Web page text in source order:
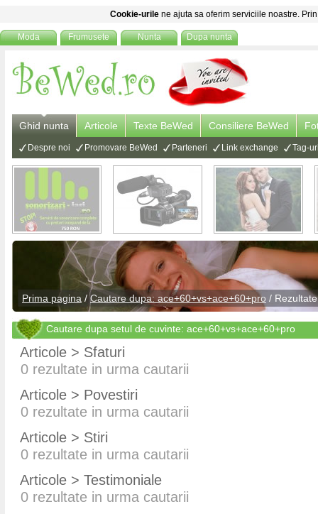
Cookie-urile ne ajuta sa oferim serviciile noastre.
Moda Frumusete Nunta Dupa nunta
Ghid nunta Articole Texte BeWed Consiliere BeWed
Despre noi Promovare BeWed Parteneri Link exchange Tag-
Prima pagina /Cautare dupa: ace+60+vs+ace+60+pro /
Cautare dupa setul de cuvinte: ace+60+vs+ace+60+pro
Articole > Sfaturi
0 rezultate in urma cautarii
Articole > Povestiri
0 rezultate in urma cautarii
Articole > Stiri
0 rezultate in urma cautarii
Articole > Testimoniale
0 rezultate in urma cautarii